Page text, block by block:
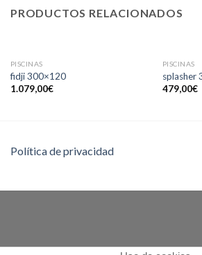
PRODUCTOS RELACIONADOS
PISCINAS
fidji 300×120
1.079,00€
PISCINAS
splasher
479,00€
Política de privacidad